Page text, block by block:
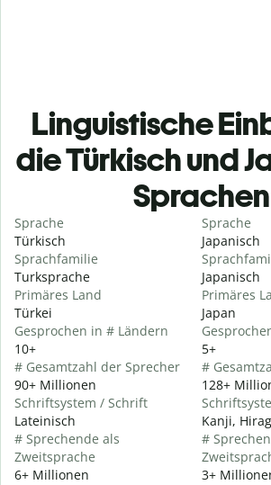
Linguistische
die Türkisch und
Sprachen
Sprache
Türkisch
Sprachfamilie
Turksprache
Primäres Land
Türkei
Gesprochen in # Ländern
10+
# Gesamtzahl der Sprecher
90+ Millionen
Schriftsystem / Schrift
Lateinisch
# Sprechende als
Zweitsprache
6+ Millionen
Sprache
Japanisch
Japanisch
Primäres
Japan
5+
#
128+
Kanji,
#
3+